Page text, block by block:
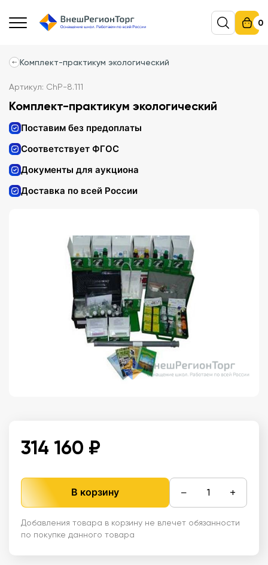
0
Комплект-практикум экологический
Артикул: ChP-8.111
Комплект-практикум экологический
Поставим без предоплаты
Соответствует ФГОС
Документы для аукциона
Доставка по всей России
314 160 ₽
В корзину − +
Добавления товара в корзину не влечет обязанности
по покупке данного товара